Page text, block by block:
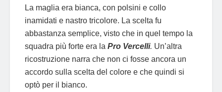
La maglia era bianca, con polsini e collo
inamidati e nastro tricolore. La scelta fu
abbastanza semplice, visto che in quel tempo la
squadra più forte era la Pro Vercelli. Un’altra
ricostruzione narra che non ci fosse ancora un
accordo sulla scelta del colore e che quindi si
optò per il bianco.